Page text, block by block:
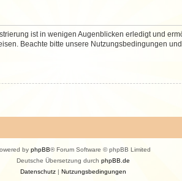
ist in wenigen Augenblicken erledigt und
Beachte bitte unsere Nutzungsbedingungen
by phpBB® Forum Software © phpBB Limited
Deutsche Übersetzung durch phpBB.de
Datenschutz| Nutzungsbedingungen